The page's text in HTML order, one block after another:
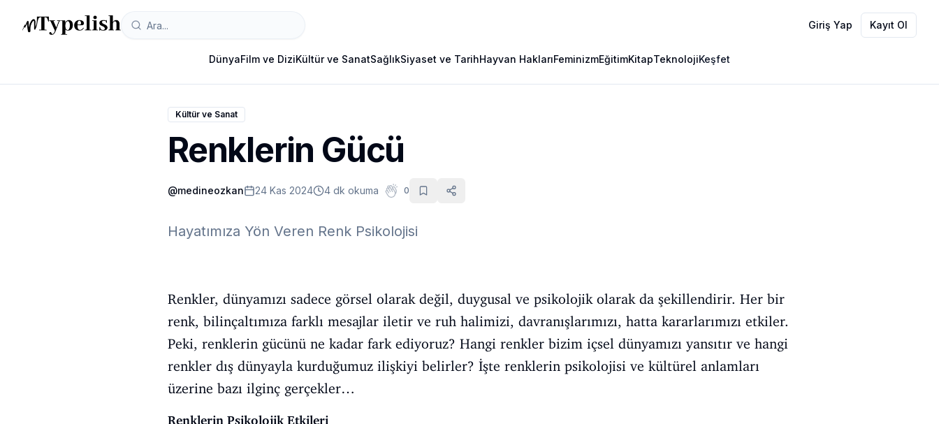
Giriş Yap Kayıt Ol
DünyaFilm ve DiziKültür ve SanatSağlıkSiyaset ve TarihHayvan HaklarıFeminizmEğitimKitapTeknolojiKeşfet
Kültür ve Sanat
Renklerin Gücü
@medineozkan 24 Kas 2024 4 dk okuma 0
Hayatımıza Yön Veren Renk Psikolojisi
Renkler, dünyamızı sadece görsel olarak değil, duygusal ve psikolojik olarak da şekillendirir. Her bir
renk, bilinçaltımıza farklı mesajlar iletir ve ruh halimizi, davranışlarımızı, hatta kararlarımızı etkiler.
Peki, renklerin gücünü ne kadar fark ediyoruz? Hangi renkler bizim içsel dünyamızı yansıtır ve hangi
renkler dış dünyayla kurduğumuz ilişkiyi belirler? İşte renklerin psikolojisi ve kültürel anlamları
üzerine bazı ilginç gerçekler…
Renklerin Psikolojik Etkileri